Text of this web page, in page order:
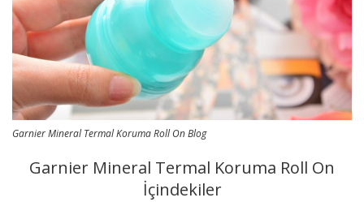
Garnier Mineral Termal Koruma Roll On Blog
Garnier Mineral Termal Koruma Roll On
İçindekiler